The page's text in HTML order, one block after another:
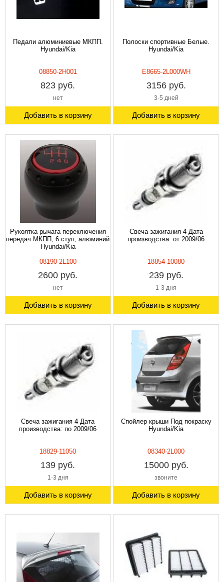
Педали алюминиевые МКПП.
Hyundai/Kia
08850-2H001
823 руб.
нет
Добавить в корзину
Полоски спортивные Белые.
Hyundai/Kia
E8665-2L000WH
3156 руб.
3-5 дней
Добавить в корзину
Рукоятка рычага переключения
передач МКПП, 6 ступ, алюминий
Hyundai/Kia
08190-2L100
2600 руб.
нет
Добавить в корзину
Свеча зажигания 4 Дата
производства: от 2009/06
18854-10080
239 руб.
1-3 дня
Добавить в корзину
Свеча зажигания 4 Дата
производства: по 2009/06
18829-11050
139 руб.
1-3 дня
Добавить в корзину
Спойлер крыши Под покраску
Hyundai/Kia
08340-2L000
15000 руб.
звоните
Добавить в корзину